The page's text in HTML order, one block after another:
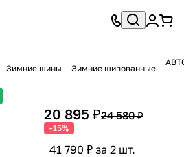
Зимние шины Зимние шипованные
20 895 ₽24 580 ₽
-15%
41 790 ₽ за 2 шт.